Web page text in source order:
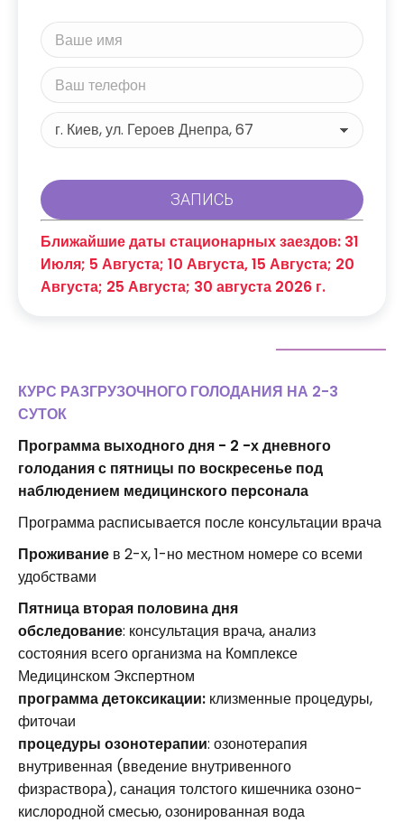
Ближайшие даты стационарных заездов: 31
Июля; 5 Августа; 10 Августа, 15 Августа; 20
Августа; 25 Августа; 30 августа 2026 г.
КУРС РАЗГРУЗОЧНОГО ГОЛОДАНИЯ НА 2-3
СУТОК
Программа выходного дня - 2 -х дневного
голодания с пятницы по воскресенье под
наблюдением медицинского персонала
Программа расписывается после консультации врача
Проживание в 2-х, 1-но местном номере со всеми
удобствами
Пятница вторая половина дня
обследование: консультация врача, анализ
состояния всего организма на Комплексе
Медицинском Экспертном
программа детоксикации: клизменные процедуры,
фиточаи
процедуры озонотерапии: озонотерапия
внутривенная (введение внутривенного
физраствора), санация толстого кишечника озоно-
кислородной смесью, озонированная вода